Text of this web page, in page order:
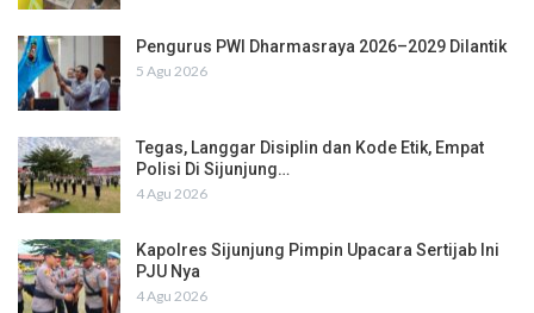
Pengurus PWI Dharmasraya 2026–2029 Dilantik
5 Agu 2026
Tegas, Langgar Disiplin dan Kode Etik, Empat
Polisi Di Sijunjung…
4 Agu 2026
Kapolres Sijunjung Pimpin Upacara Sertijab Ini
PJU Nya
4 Agu 2026